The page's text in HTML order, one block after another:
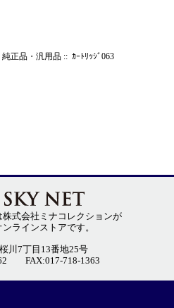
純正品・汎用品 :: ｶｰﾄﾘｯｼﾞ063
式会社ミナコレクションが
ラインストアです。
川7丁目13番地25号
FAX:017-718-1363